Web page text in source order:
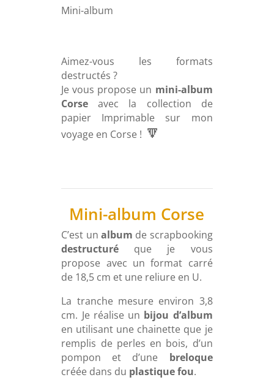
Mini-album
Aimez-vous les formats
destructés ?
Je vous propose un mini-album
Corseavec la collection de
papier Imprimable sur mon
voyage en Corse ! 🔽
Mini-album Corse
C’est un album de scrapbooking
destructuré que je vous
propose avec un format carré
de 18,5 cm et une reliure en U.
La tranche mesure environ 3,8
cm. Je réalise un bijou d’album
en utilisant une chainette que je
remplis de perles en bois, d’un
pompon et d’une breloque
créée dans du plastique fou.